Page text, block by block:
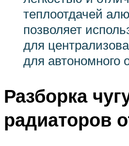
теплоотдачей
позволяет
для
для автономного
Разборка
радиаторов